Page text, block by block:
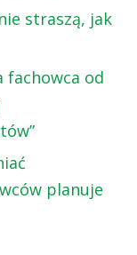
straszą, jak
fachowca od
planuje